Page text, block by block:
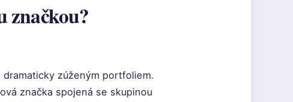
značkou?
zúženým portfoliem.
značka spojená se skupinou